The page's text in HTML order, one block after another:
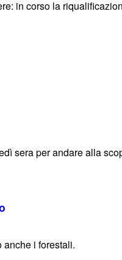
in corso la
sera per andare alla
i forestali.